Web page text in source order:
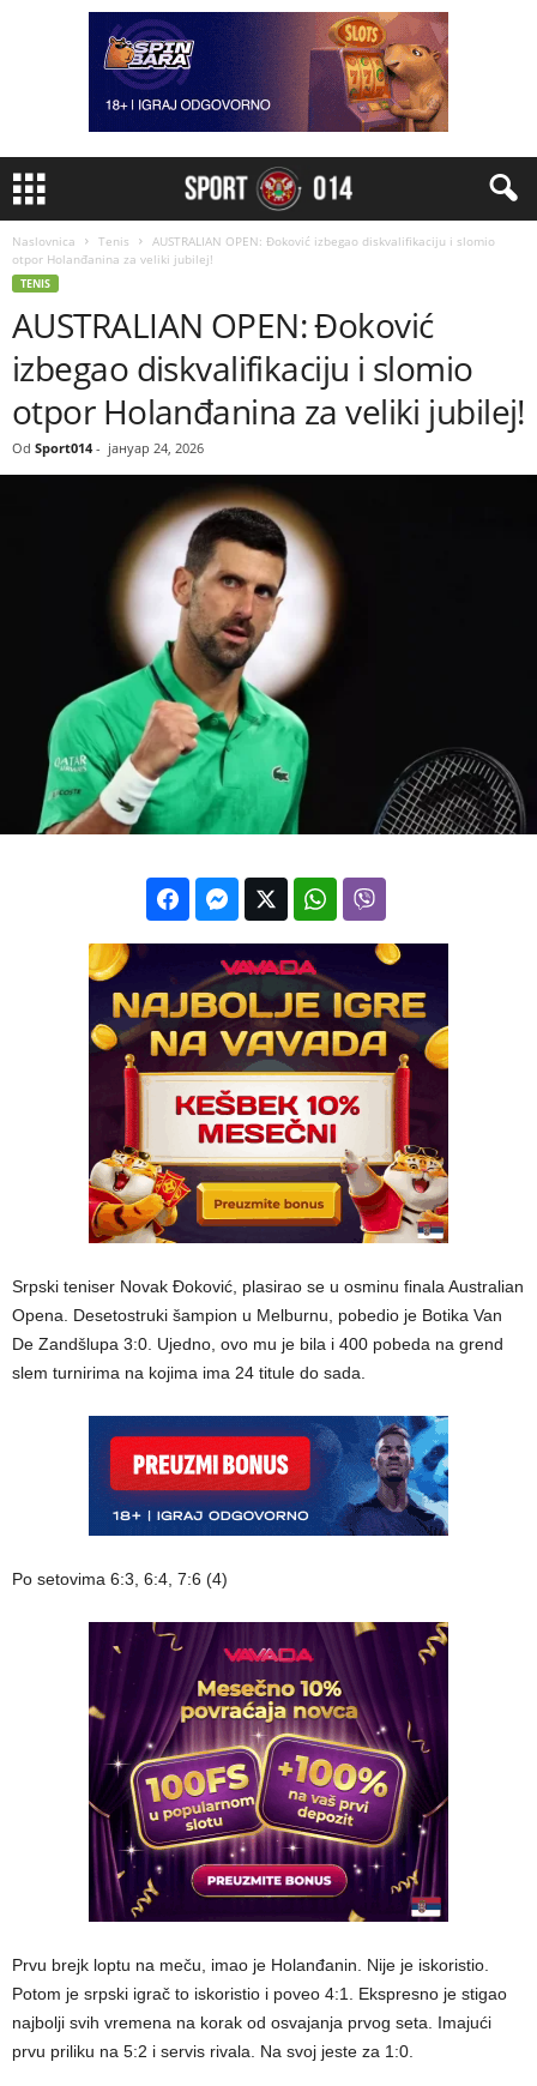
Naslovnica Tenis
AUSTRALIAN OPEN: Đoković izbegao diskvalifikaciju i slomio
otpor Holanđanina za veliki jubilej!
TENIS
AUSTRALIAN OPEN: Đoković
izbegao diskvalifikaciju i slomio
otpor Holanđanina za veliki jubilej!
Od Sport014- јануар 24, 2026
Srpski teniser Novak Đoković, plasirao se u osminu finala Australian
Opena. Desetostruki šampion u Melburnu, pobedio je Botika Van
De Zandšlupa 3:0. Ujedno, ovo mu je bila i 400 pobeda na grend
slem turnirima na kojima ima 24 titule do sada.
Po setovima 6:3, 6:4, 7:6 (4)
Prvu brejk loptu na meču, imao je Holanđanin. Nije je iskoristio.
Potom je srpski igrač to iskoristio i poveo 4:1. Ekspresno je stigao
najbolji svih vremena na korak od osvajanja prvog seta. Imajući
prvu priliku na 5:2 i servis rivala. Na svoj jeste za 1:0.